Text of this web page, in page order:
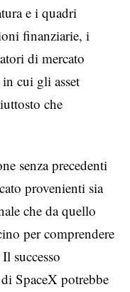
e i quadri
finanziarie, i
di mercato
cui gli asset
che
senza precedenti
provenienti sia
che da quello
per comprendere
successo
SpaceX potrebbe